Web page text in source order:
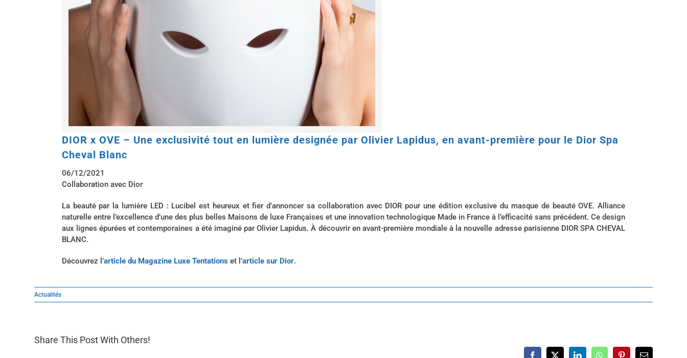
DIOR x OVE – Une exclusivité tout en lumière designée par Olivier Lapidus, en avant-première pour le Dior Spa
Cheval Blanc
06/12/2021
Collaboration avec Dior
La beauté par la lumière LED : Lucibel est heureux et fier d’annoncer sa collaboration avec DIOR pour une édition exclusive du masque de beauté OVE. Alliance
naturelle entre l’excellence d’une des plus belles Maisons de luxe Françaises et une innovation technologique Made in France à l’efficacité sans précédent. Ce design
aux lignes épurées et contemporaines a été imaginé par Olivier Lapidus. À découvrir en avant-première mondiale à la nouvelle adresse parisienne DIOR SPA CHEVAL
BLANC.
Découvrez l’article du Magazine Luxe Tentations et l’article sur Dior.
Actualités
Share This Post With Others!